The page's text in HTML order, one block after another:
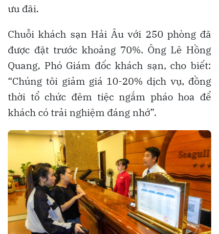
ưu đãi.
Chuỗi khách sạn Hải Âu với 250 phòng đã
được đặt trước khoảng 70%. Ông Lê Hồng
Quang, Phó Giám đốc khách sạn, cho biết:
“Chúng tôi giảm giá 10-20% dịch vụ, đồng
thời tổ chức đêm tiệc ngắm pháo hoa để
khách có trải nghiệm đáng nhớ”.